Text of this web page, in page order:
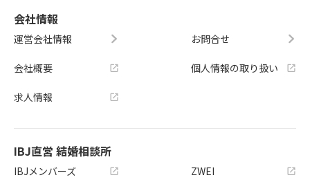
会社情報
運営会社情報
会社概要
求人情報
お問合せ
個人情報の取り扱い
IBJ直営 結婚相談所
IBJメンバーズ ZWEI